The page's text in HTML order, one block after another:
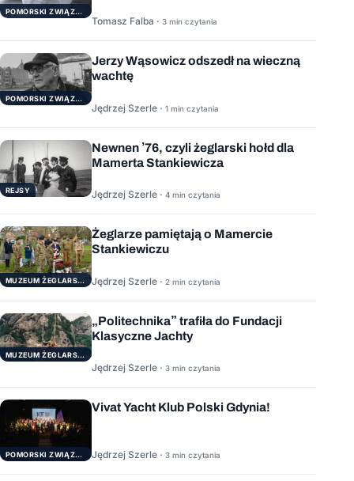
POMORSKI ZWIĄZEK ŻEGLARSKI
Tomasz Falba · 3 min czytania
POMORSKI ZWIĄZEK ŻEGLARSKI
Jerzy Wąsowicz odszedł na wieczną
wachtę
Jędrzej Szerle · 1 min czytania
REJSY
Newnen ’76, czyli żeglarski hołd dla
Mamerta Stankiewicza
Jędrzej Szerle · 4 min czytania
MUZEUM ŻEGLARSTWA POMORSKIEGO
Żeglarze pamiętają o Mamercie
Stankiewiczu
Jędrzej Szerle · 2 min czytania
MUZEUM ŻEGLARSTWA POMORSKIEGO
„Politechnika” trafiła do Fundacji
Klasyczne Jachty
Jędrzej Szerle · 3 min czytania
POMORSKI ZWIĄZEK ŻEGLARSKI
Vivat Yacht Klub Polski Gdynia!
Jędrzej Szerle · 3 min czytania